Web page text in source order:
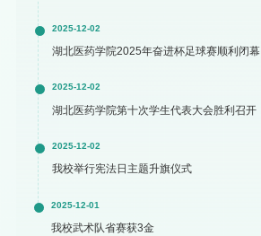
2025-12-02
湖北医药学院2025年奋进杯足球赛顺利闭幕
2025-12-02
湖北医药学院第十次学生代表大会胜利召开
2025-12-02
我校举行宪法日主题升旗仪式
2025-12-01
我校武术队省赛获3金